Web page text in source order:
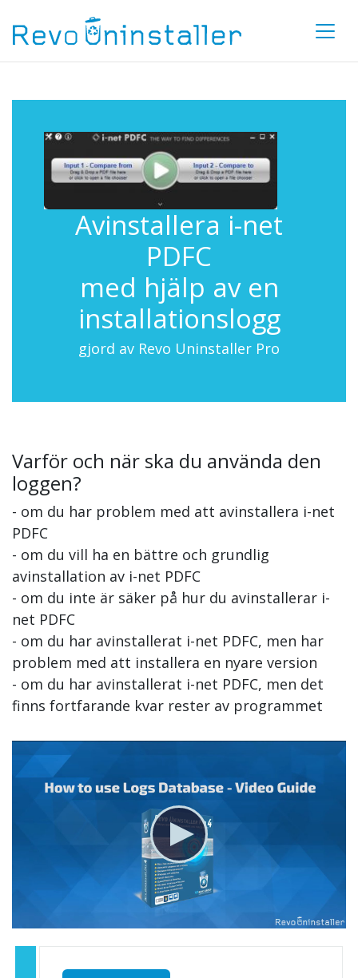
Avinstallera i-net
PDFC
med hjälp av en
installationslogg
gjord av Revo Uninstaller Pro
Varför och när ska du använda den
loggen?
- om du har problem med att avinstallera i-net
PDFC
- om du vill ha en bättre och grundlig
avinstallation av i-net PDFC
- om du inte är säker på hur du avinstallerar i-
net PDFC
- om du har avinstallerat i-net PDFC, men har
problem med att installera en nyare version
- om du har avinstallerat i-net PDFC, men det
finns fortfarande kvar rester av programmet